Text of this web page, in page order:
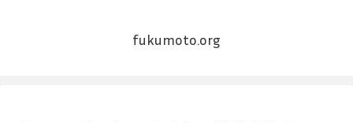
fukumoto.org